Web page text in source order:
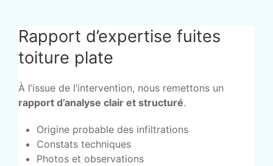
Rapport d’expertise fuites
toiture plate
À l’issue de l’intervention, nous remettons un
rapport d’analyse clair et structuré.
Origine probable des infiltrations
Constats techniques
Photos et observations